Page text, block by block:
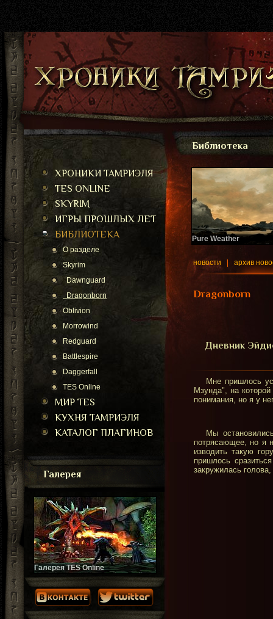
ХРОНИКИ ТАМРИЭЛЯ
TES ONLINE
SKYRIM
ИГРЫ ПРОШЛЫХ ЛЕТ
БИБЛИОТЕКА
О разделе
Skyrim
Dawnguard
Dragonborn
Oblivion
Morrowind
Redguard
Battlespire
Daggerfall
TES Online
МИР TES
КУХНЯ ТАМРИЭЛЯ
КАТАЛОГ ПЛАГИНОВ
Галерея
Галерея TES Online
Скриншоты ожидаемой весной
2014 года онлайн-игры. Галерея
постоянно пополняется!
Библиотека
Pure Weather
Еще один глобальный
плагин.
новости архив
Dragonborn
Дневник
Мне пришлось
Мзунда", на
понимания, но я у
Мы
потрясающее, но я
изводить такую
пришлось
закружилась